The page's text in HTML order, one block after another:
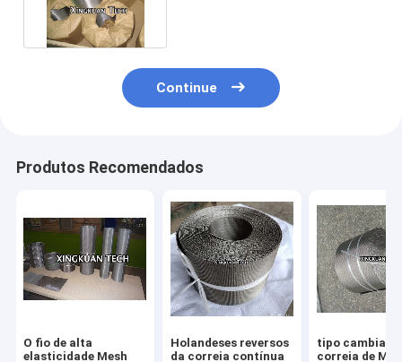
Continue
Produtos Recomendados
O fio de alta
elasticidade Mesh
Holandeses reversos
da correia contínua
tipo
correia de